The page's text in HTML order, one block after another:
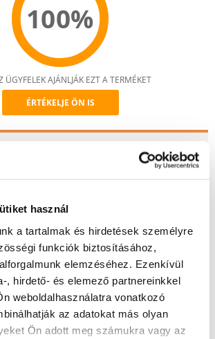
használ
a tartalmak és hirdetések személyre
funkciók biztosításához,
elemzéséhez. Ezenkívül
, hirdető- és elemező partnereinkkel
weboldalhasználatra vonatkozó
az adatokat más olyan
Ön adott meg számukra vagy az
100%
Recommend
ÜGYFELEK AJÁNLJÁK EZT A TERMÉKET
ÉRTÉKELJE ÖN IS
a WALTHAM Állattudományi
alapvető ásványi anyagokat tartalmaz,
WHISKAS kacsával zselében nem tartalmaz
vagy tartósítószert.
előnyei macskája számára: